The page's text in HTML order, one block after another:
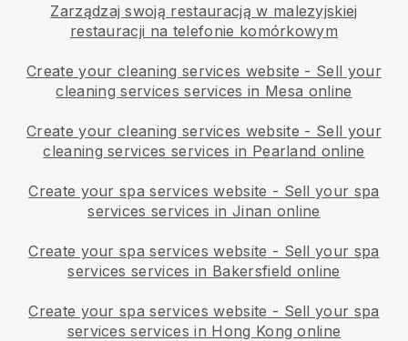
Zarządzaj swoją restauracją w malezyjskiej
restauracji na telefonie komórkowym
Create your cleaning services website - Sell your
cleaning services services in Mesa online
Create your cleaning services website - Sell your
cleaning services services in Pearland online
Create your spa services website - Sell your spa
services services in Jinan online
Create your spa services website - Sell your spa
services services in Bakersfield online
Create your spa services website - Sell your spa
services services in Hong Kong online